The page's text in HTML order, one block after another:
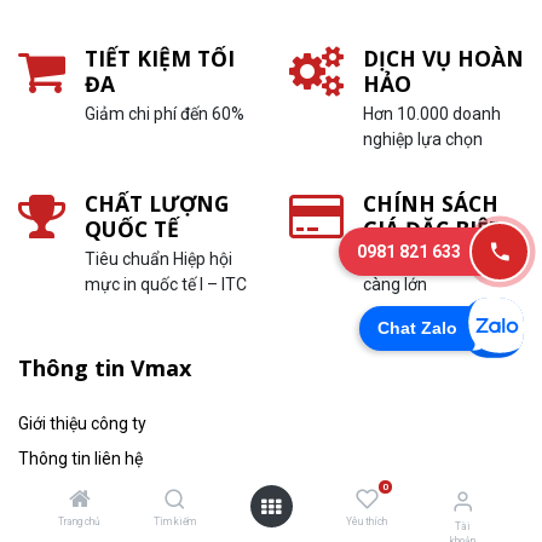
Trang chủ Tìm kiếm
0
Yêu thích
Tài
TIẾT KIỆM TỐI
ĐA
Giảm chi phí đến 60%
DỊCH VỤ HOÀN
HẢO
Hơn 10.000 doanh
nghiệp lựa chọn
CHẤT LƯỢNG
QUỐC TẾ
Tiêu chuẩn Hiệp hội
mực in quốc tế I – ITC
CHÍNH SÁCH
GIÁ ĐẶC BIỆT
In càng nhiều, ưu đãi
càng lớn
Thông tin Vmax
Giới thiệu công ty
Thông tin liên hệ
Thông tin tuyển dụng
Tin tức
Chat Zalo
0981 821 633